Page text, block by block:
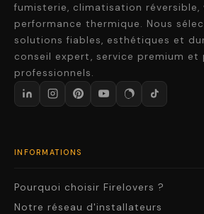
fumisterie, climatisation
performance thermique. Nous
solutions fiables, esthétiques et
conseil expert, service premium et
professionnels.
INFORMATIONS
Pourquoi choisir Firelovers ?
Notre réseau d'installateurs